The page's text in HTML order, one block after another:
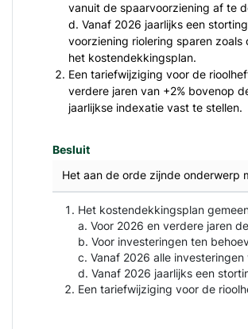
vanuit de spaarvoorziening af te
d. Vanaf 2026 jaarlijks een
voorziening riolering sparen zoals
het kostendekkingsplan.
Een tariefwijziging voor de
verdere jaren van +2% bovenop
jaarlijkse indexatie vast te stellen.
Besluit
Het aan de orde zijnde onderwerp
Het kostendekkingsplan
a. Voor 2026 en verdere jaren
b. Voor investeringen ten
c. Vanaf 2026 alle
d. Vanaf 2026 jaarlijks een
Een tariefwijziging voor de